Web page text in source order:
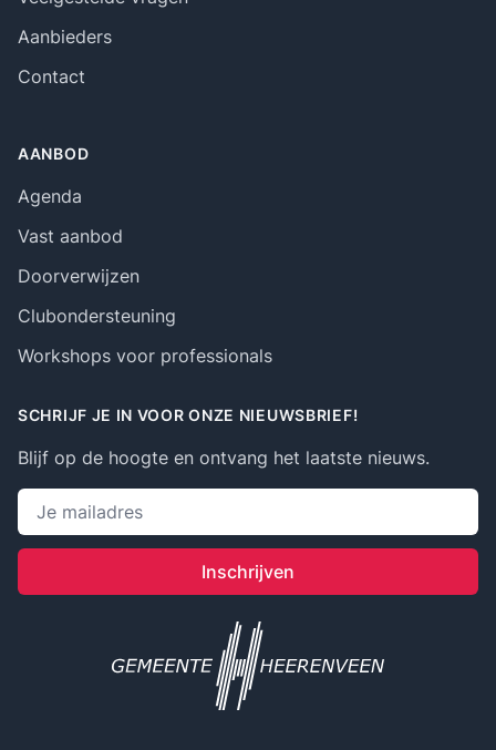
Aanbieders
Contact
AANBOD
Agenda
Vast aanbod
Doorverwijzen
Clubondersteuning
Workshops voor professionals
SCHRIJF JE IN VOOR ONZE NIEUWSBRIEF!
Blijf op de hoogte en ontvang het laatste nieuws.
Emailadres
Inschrijven